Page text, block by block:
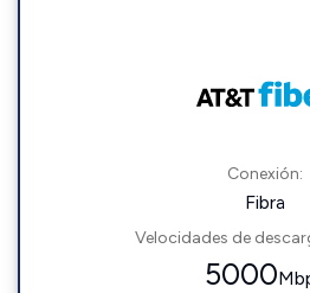
Conexión:
Fibra
Velocidades de
5000